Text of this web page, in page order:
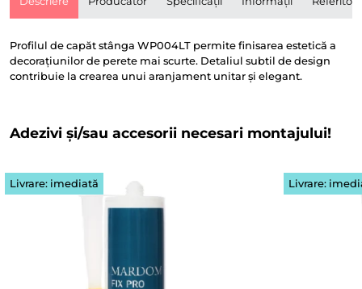
Profilul de capăt stânga WP004LT permite finisarea estetică a
decorațiunilor de perete mai scurte. Detaliul subtil de design
contribuie la crearea unui aranjament unitar și elegant.
Adezivi și/sau accesorii necesari montajului!
Livrare: imediată Livrare: